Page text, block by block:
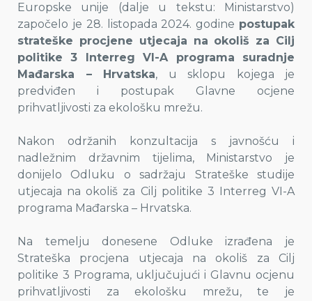
Europske unije (dalje u tekstu: Ministarstvo)
započelo je 28. listopada 2024. godine postupak
strateške procjene utjecaja na okoliš za Cilj
politike 3 Interreg VI-A programa suradnje
Mađarska – Hrvatska, u sklopu kojega je
predviđen i postupak Glavne ocjene
prihvatljivosti za ekološku mrežu.
Nakon održanih konzultacija s javnošću i
nadležnim državnim tijelima, Ministarstvo je
donijelo Odluku o sadržaju Strateške studije
utjecaja na okoliš za Cilj politike 3 Interreg VI-A
programa Mađarska – Hrvatska.
Na temelju donesene Odluke izrađena je
Strateška procjena utjecaja na okoliš za Cilj
politike 3 Programa, uključujući i Glavnu ocjenu
prihvatljivosti za ekološku mrežu, te je